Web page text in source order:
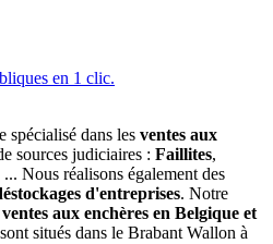
spécialisé dans les ventes aux
sources judiciaires : Faillites,
... Nous réalisons également des
d'entreprises. Notre
ventes aux enchères en Belgique et
situés dans le Brabant Wallon à